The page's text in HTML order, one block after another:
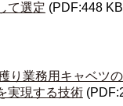
て選定 (PDF:448
り業務用キャベツ
実現する技術